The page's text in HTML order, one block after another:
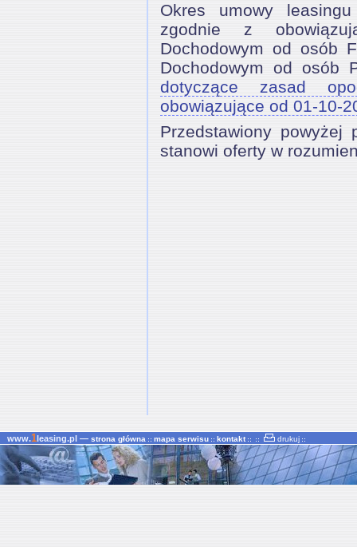
Okres umowy
zgodnie z
Dochodowym od osób
Dochodowym od osób
dotyczące zasad
obowiązujące od 01-10-
Przedstawiony powyżej
stanowi oferty w
www.1leasing.pl — strona główna mapa serwisu kontakt drukuj